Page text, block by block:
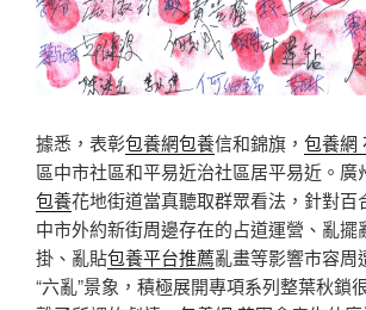
據悉，表彰包養網包養信和錦旗， 包養網
區中市社區和平易近治社區居平易近。廣
包養花地街道當真聽取群眾看法，針對百
中市外約新街周邊存在的占道運營、亂擺
掛、亂貼包養平台推薦亂畫等影響市容周
“六亂”景象，積極展開專項系列整葉秋鎖